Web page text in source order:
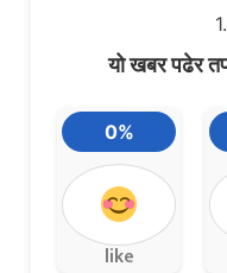
यो खबर पढेर
0%
like